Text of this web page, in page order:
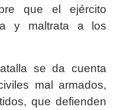
que el ejército
y maltrata a los
se da cuenta
mal armados,
que defienden